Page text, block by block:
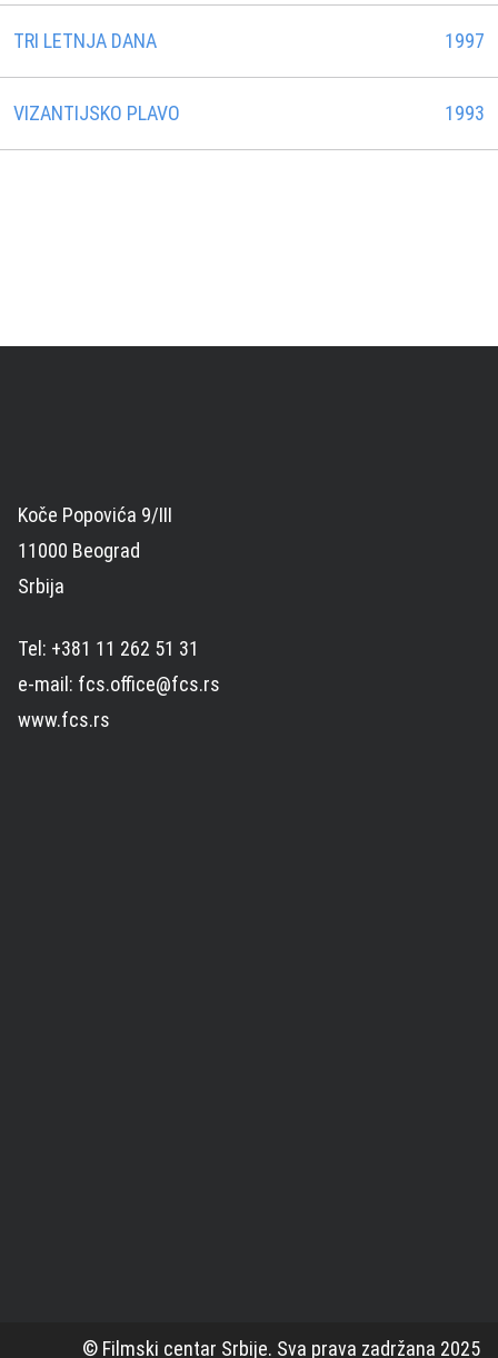
TRI LETNJA DANA 1997
VIZANTIJSKO PLAVO 1993
Koče Popovića 9/III
11000 Beograd
Srbija
Tel: +381 11 262 51 31
e-mail: fcs.office@fcs.rs
www.fcs.rs
© Filmski centar Srbije. Sva prava zadržana 2025